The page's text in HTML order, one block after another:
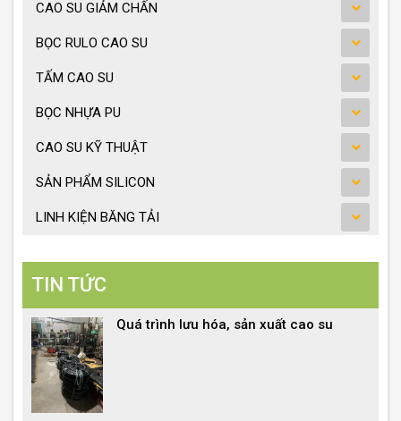
CAO SU GIẢM CHẤN
BỌC RULO CAO SU
TẤM CAO SU
BỌC NHỰA PU
CAO SU KỸ THUẬT
SẢN PHẨM SILICON
LINH KIỆN BĂNG TẢI
TIN TỨC
Quá trình lưu hóa, sản xuất cao su